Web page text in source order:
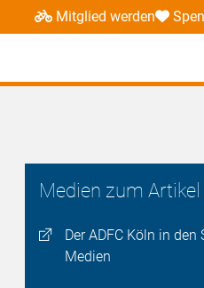
Mitglied werden
Medien zum Artikel
Der ADFC Köln in den
Medien